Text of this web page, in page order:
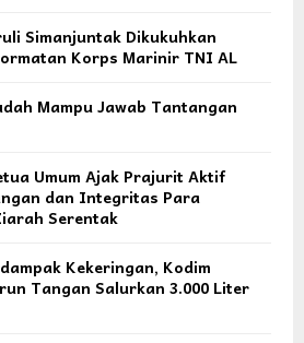
Simanjuntak Dikukuhkan
Korps Marinir TNI AL
Mampu Jawab Tantangan
Umum Ajak Prajurit Aktif
dan Integritas Para
Serentak
Kekeringan, Kodim
Tangan Salurkan 3.000 Liter